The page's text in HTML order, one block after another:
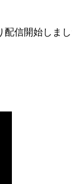
信開始しまし